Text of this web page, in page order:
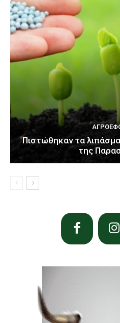
Πιστώθηκαν τα
της